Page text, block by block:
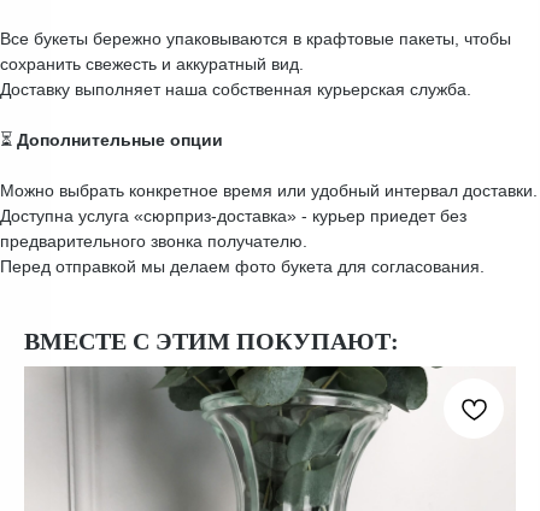
Все букеты бережно упаковываются в крафтовые пакеты, чтобы
сохранить свежесть и аккуратный вид.
Доставку выполняет наша собственная курьерская служба.
⏳ Дополнительные опции
Можно выбрать конкретное время или удобный интервал доставки.
Доступна услуга «сюрприз-доставка» - курьер приедет без
предварительного звонка получателю.
Перед отправкой мы делаем фото букета для согласования.
ВМЕСТЕ С ЭТИМ ПОКУПАЮТ: